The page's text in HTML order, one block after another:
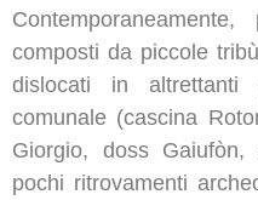
composti da piccole
dislocati in altrettanti
comunale (cascina
Giorgio, doss
pochi ritrovamenti